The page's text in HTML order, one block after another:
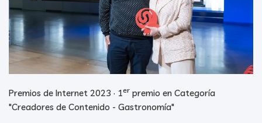
Premios de Internet 2023 · 1er premio en Categoría
"Creadores de Contenido - Gastronomía"